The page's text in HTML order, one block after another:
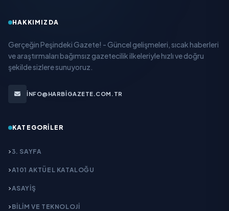
HAKKIMIZDA
Gerçeğin Peşindeki Gazete! - Güncel gelişmeleri, sıcak haberleri
ve araştırmaları bağımsız gazetecilik ilkeleriyle hızlı ve doğru
şekilde sizlere sunuyoruz.
INFO@HARBIGAZETE.COM.TR
KATEGORILER
3. SAYFA
A101 AKTÜEL KATALOĞU
ASAYİŞ
BİLİM VE TEKNOLOJİ